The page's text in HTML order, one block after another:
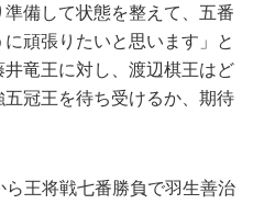
備して状態を整えて、五番
頑張りたいと思います」と
竜王に対し、渡辺棋王はど
冠王を待ち受けるか、期待
王将戦七番勝負で羽生善治